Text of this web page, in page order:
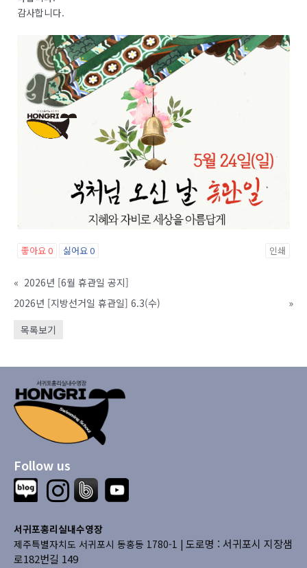
감사합니다.
좋아요0 싫어요0 인쇄
« 2026년 [6월 휴관일 공지]
2026년 [지방선거일 휴관일] 6.3(수)
»
목록보기
Follow us
서귀포홍리실내수영장
제주특별자치도 서귀포시 동홍동 1780-1 | 도로명 : 서귀포시 지장샘
로182번길 149